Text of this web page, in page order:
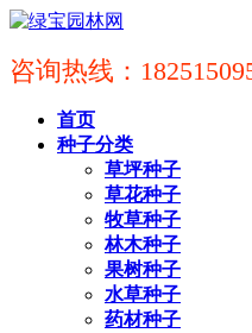
咨询热线：
首页
种子分类
草坪种子
草花种子
牧草种子
林木种子
果树种子
水草种子
药材种子